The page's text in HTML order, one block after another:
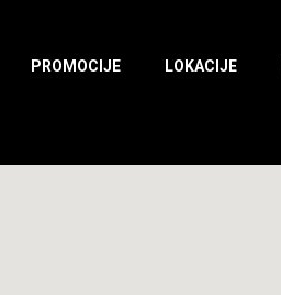
PROMOCIJE LOKACIJE